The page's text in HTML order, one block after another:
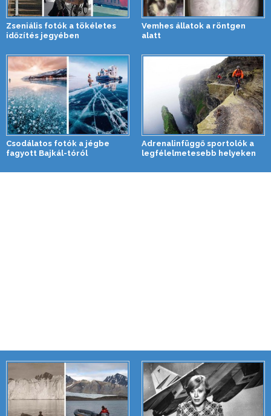
Zseniális fotók a tökéletes
időzítés jegyében
Vemhes állatok a röntgen
alatt
Csodálatos fotók a jégbe
fagyott Bajkál-tóról
Adrenalinfüggő sportolók a
legfélelmetesebb helyeken